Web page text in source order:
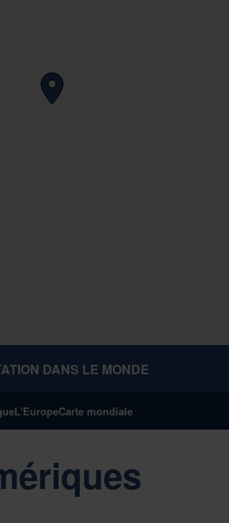
DANS LE MONDE
L'EuropeCarte mondiale